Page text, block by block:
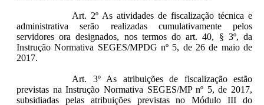
Art. 2º As atividades de fiscalização técnica e
administrativa serão realizadas cumulativamente pelos
servidores ora designados, nos termos do art. 40, § 3º, da
Instrução Normativa SEGES/MPDG nº 5, de 26 de maio de
2017.
Art. 3º As atribuições de fiscalização estão
previstas na Instrução Normativa SEGES/MP nº 5, de 2017,
subsidiadas pelas atribuições previstas no Módulo III do